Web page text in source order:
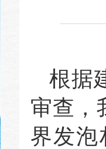
根据
审查，
界发泡